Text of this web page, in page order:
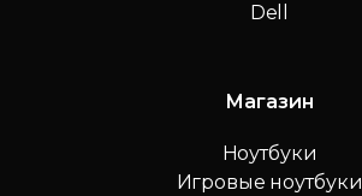
Dell
Магазин
Ноутбуки
Игровые ноутбуки